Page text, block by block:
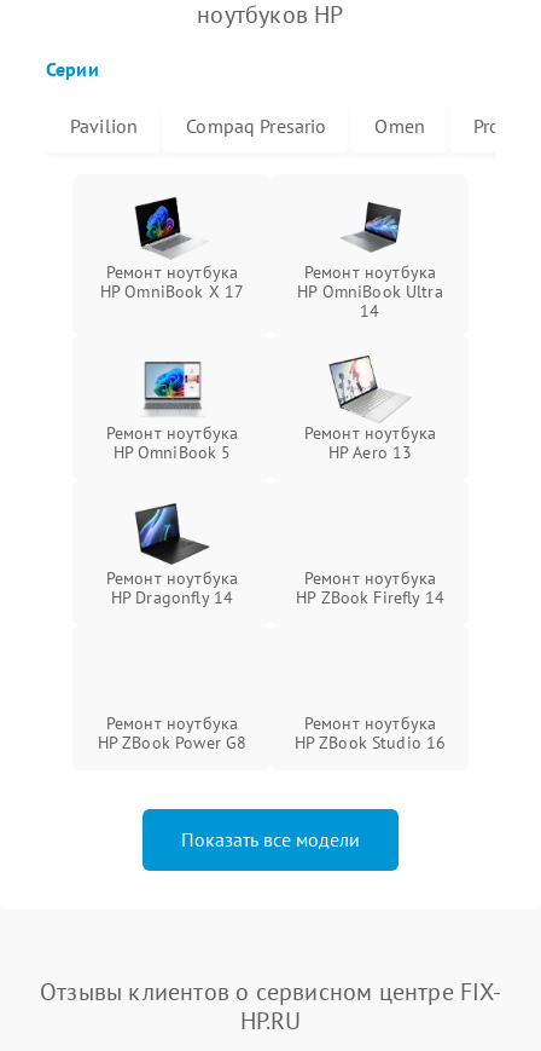
ноутбуков HP
Серии
Pavilion Compaq Presario Omen
Ремонт ноутбука
HP OmniBook X 17
Ремонт ноутбука
HP OmniBook Ultra
14
Ремонт ноутбука
HP OmniBook 5
Ремонт ноутбука
HP Aero 13
Ремонт ноутбука
HP Dragonfly 14
Ремонт ноутбука
HP ZBook Firefly 14
Ремонт ноутбука
HP ZBook Power G8
Ремонт ноутбука
HP ZBook Studio 16
Показать все модели
Отзывы клиентов о сервисном центре FIX-
HP.RU